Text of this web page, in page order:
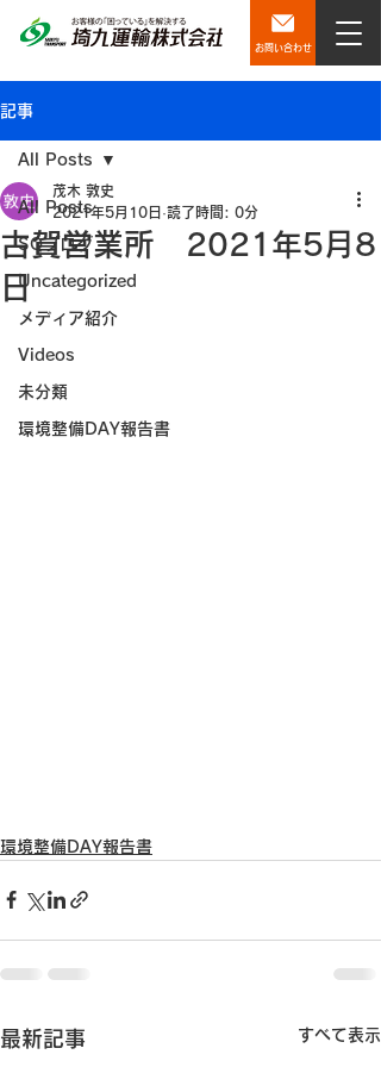
お問い合わせ
記事
All Posts
SQブログ
Uncategorized
メディア紹介
Videos
未分類
環境整備DAY報告書
All Posts
古賀営業所 2021年5月8
日
茂木 敦史
2021年5月10日 読了時間: 0分
環境整備DAY報告書
最新記事 すべて表示